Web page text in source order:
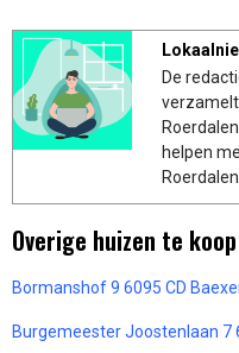
De
helpen
Roerdalen.
Overige huizen te
Bormanshof 9 6095 CD
Burgemeester Joostenlaan 7